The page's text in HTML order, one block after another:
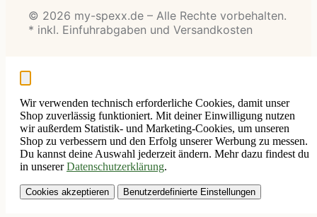
© 2026 my-spexx.de – Alle Rechte vorbehalten.
* inkl. Einfuhrabgaben und Versandkosten
Wir verwenden technisch erforderliche Cookies, damit unser
Shop zuverlässig funktioniert. Mit deiner Einwilligung nutzen
wir außerdem Statistik- und Marketing-Cookies, um unseren
Shop zu verbessern und den Erfolg unserer Werbung zu messen.
Du kannst deine Auswahl jederzeit ändern. Mehr dazu findest du
in unsererDatenschutzerklärung.
Cookies akzeptieren Benutzerdefinierte Einstellungen